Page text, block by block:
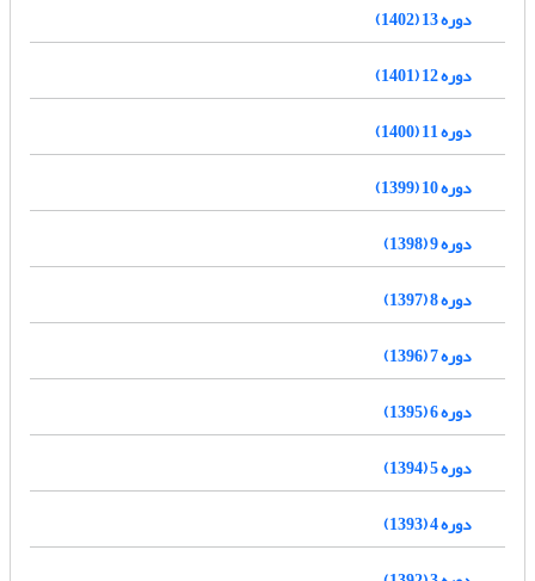
دوره 13 (1402)
دوره 12 (1401)
دوره 11 (1400)
دوره 10 (1399)
دوره 9 (1398)
دوره 8 (1397)
دوره 7 (1396)
دوره 6 (1395)
دوره 5 (1394)
دوره 4 (1393)